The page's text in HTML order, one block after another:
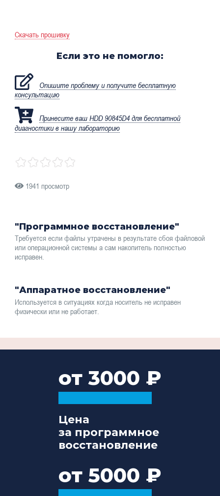
Скачать прошивку
Если это не помогло:
Опишите проблему и получите бесплатную
консультацию
Принесите ваш HDD 90845D4 для бесплатной
диагностики в нашу лабораторию
1941 просмотр
"Программное восстановление"
Требуется если файлы утрачены в результате сбоя файловой
или операционной системы а сам накопитель полностью
исправен.
"Аппаратное восстановление"
Используется в ситуациях когда носитель не исправен
физически или не работает.
от 3000
Цена
за программное
восстановление
от 5000